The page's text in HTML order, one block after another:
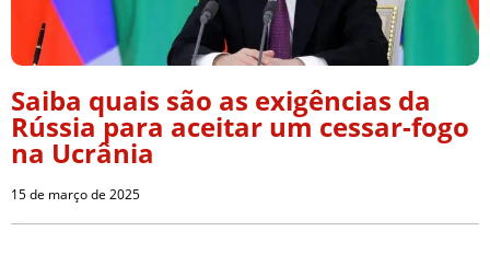
Saiba quais são as exigências da
Rússia para aceitar um cessar-fogo
na Ucrânia
15 de março de 2025